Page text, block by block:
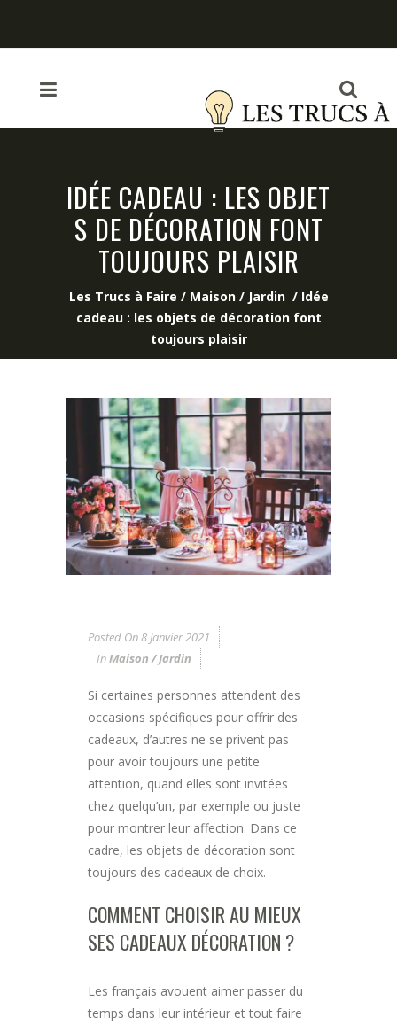
IDÉE CADEAU : LES OBJET
S DE DÉCORATION FONT
TOUJOURS PLAISIR
Les Trucs à Faire / Maison / Jardin / Idée
cadeau : les objets de décoration font
toujours plaisir
Posted On8 Janvier 2021
InMaison / Jardin
Si certaines personnes attendent des
occasions spécifiques pour offrir des
cadeaux, d’autres ne se privent pas
pour avoir toujours une petite
attention, quand elles sont invitées
chez quelqu’un, par exemple ou juste
pour montrer leur affection. Dans ce
cadre, les objets de décoration sont
toujours des cadeaux de choix.
COMMENT CHOISIR AU MIEUX
SES CADEAUX DÉCORATION ?
Les français avouent aimer passer du
temps dans leur intérieur et tout faire